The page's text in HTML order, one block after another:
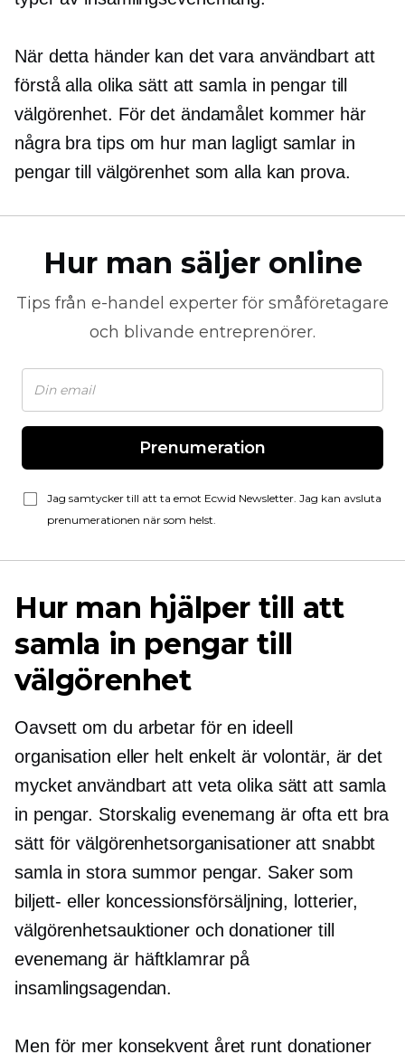
När detta händer kan det vara användbart att
förstå alla olika sätt att samla in pengar till
välgörenhet. För det ändamålet kommer här
några bra tips om hur man lagligt samlar in
pengar till välgörenhet som alla kan prova.
Hur man säljer online
Tips från e-handel experter för småföretagare
och blivande entreprenörer.
Prenumeration
Jag samtycker till att ta emot Ecwid Newsletter. Jag kan avsluta
prenumerationen när som helst.
Hur man hjälper till att
samla in pengar till
välgörenhet
Oavsett om du arbetar för en ideell
organisation eller helt enkelt är volontär, är det
mycket användbart att veta olika sätt att samla
in pengar. Storskalig evenemang är ofta ett bra
sätt för välgörenhetsorganisationer att snabbt
samla in stora summor pengar. Saker som
biljett- eller koncessionsförsäljning, lotterier,
välgörenhetsauktioner och donationer till
evenemang är häftklamrar på
insamlingsagendan.
Men för mer konsekvent året runtdonationer